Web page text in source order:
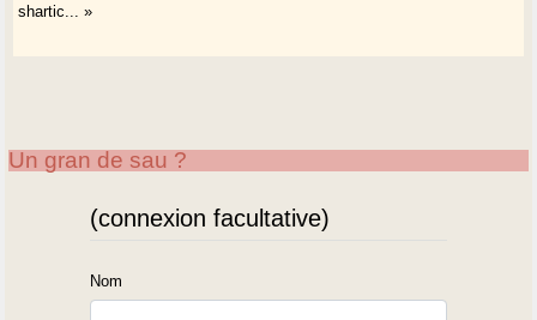
shartic... »
Un gran de sau ?
(connexion facultative)
Nom